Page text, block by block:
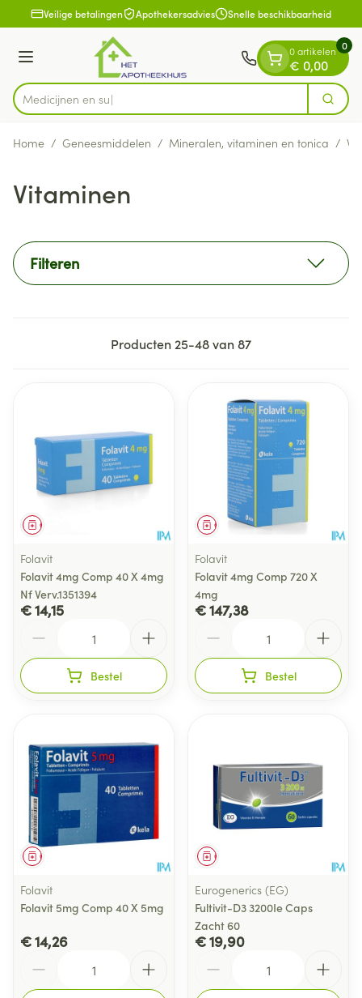
Ga naar de inhoud
1 van 1Veilige betalingen Apothekersadvies Snelle beschikbaarheid
Menu
Product, merk, categorie... Zoek
0 artikelen
€ 0,00
0
Home / Geneesmiddelen / Mineralen, vitaminen en tonica /
Vitaminen
Filteren
Producten 25-48van87
Geneesmiddel
Folavit
Folavit 4mg Comp 40 X 4mg
Nf Verv.1351394
€ 14,15
Bestel
Geneesmiddel
Folavit
Folavit 4mg Comp 720 X
4mg
€ 147,38
Bestel
Geneesmiddel
Folavit
Folavit 5mg Comp 40 X 5mg
€ 14,26
Geneesmiddel
Eurogenerics (EG)
Fultivit-D3 3200Ie Caps
Zacht 60
€ 19,90